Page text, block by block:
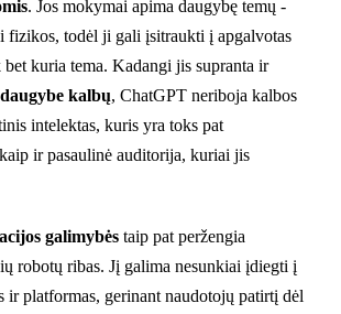
. Jos mokymai apima daugybę temų -
fizikos, todėl ji gali įsitraukti į apgalvotas
kuria tema. Kadangi jis supranta ir
daugybe kalbų, ChatGPT neriboja kalbos
intelektas, kuris yra toks pat
ir pasaulinė auditorija, kuriai jis
galimybės taip pat peržengia
robotų ribas. Jį galima nesunkiai įdiegti į
ir platformas, gerinant naudotojų patirtį dėl